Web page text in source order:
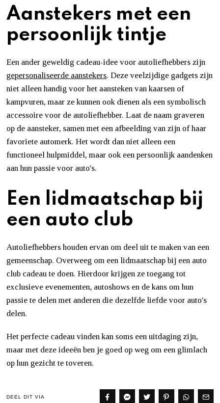
Aanstekers met een
persoonlijk tintje
Een ander geweldig cadeau-idee voor autoliefhebbers zijn
gepersonaliseerde aanstekers. Deze veelzijdige gadgets zijn
niet alleen handig voor het aansteken van kaarsen of
kampvuren, maar ze kunnen ook dienen als een symbolisch
accessoire voor de autoliefhebber. Laat de naam graveren
op de aansteker, samen met een afbeelding van zijn of haar
favoriete automerk. Het wordt dan niet alleen een
functioneel hulpmiddel, maar ook een persoonlijk aandenken
aan hun passie voor auto's.
Een lidmaatschap bij
een auto club
Autoliefhebbers houden ervan om deel uit te maken van een
gemeenschap. Overweeg om een lidmaatschap bij een auto
club cadeau te doen. Hierdoor krijgen ze toegang tot
exclusieve evenementen, autoshows en de kans om hun
passie te delen met anderen die dezelfde liefde voor auto's
delen.
Het perfecte cadeau vinden kan soms een uitdaging zijn,
maar met deze ideeën ben je goed op weg om een glimlach
op hun gezicht te toveren.
DEEL DIT VIA